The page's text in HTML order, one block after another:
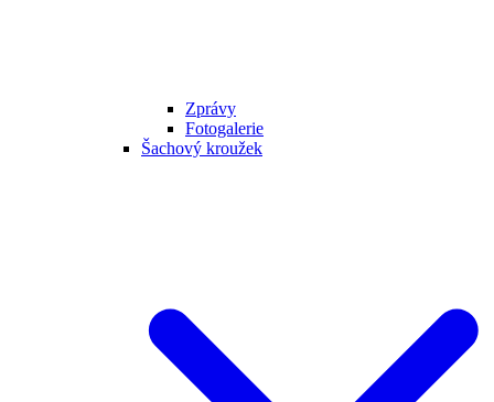
Zprávy
Fotogalerie
Šachový kroužek